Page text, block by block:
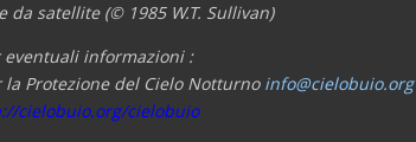
da satellite (© 1985 W.T. Sullivan)
eventuali informazioni :
Protezione del Cielo Notturno info@cielobuio.org
cielobuio.org/cielobuio